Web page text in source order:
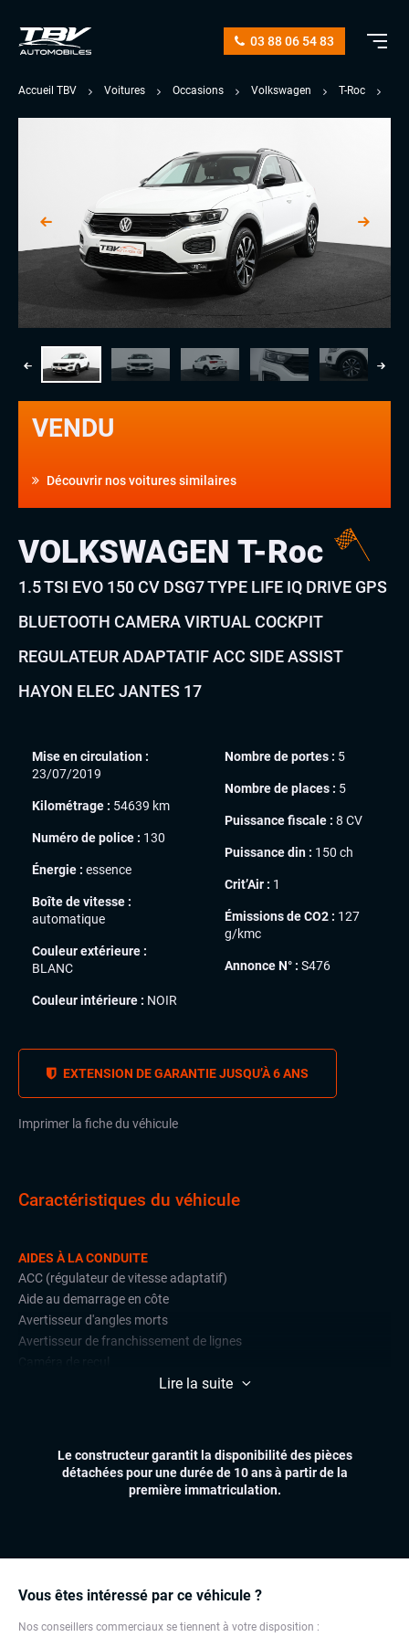
03 88 06 54 83
Accueil TBV Voitures Occasions Volkswagen T-Roc
VENDU
Découvrir nos voitures similaires
VOLKSWAGEN T-Roc
1.5 TSI EVO 150 CV DSG7 TYPE LIFE IQ DRIVE GPS
BLUETOOTH CAMERA VIRTUAL COCKPIT
REGULATEUR ADAPTATIF ACC SIDE ASSIST
HAYON ELEC JANTES 17
Mise en circulation :
23/07/2019
Kilométrage : 54639 km
Numéro de police : 130
Énergie : essence
Boîte de vitesse :
automatique
Couleur extérieure :
BLANC
Couleur intérieure : NOIR
Nombre de portes : 5
Nombre de places : 5
Puissance fiscale : 8 CV
Puissance din : 150 ch
Crit’Air : 1
Émissions de CO2 : 127
g/kmc
Annonce N° : S476
EXTENSION DE GARANTIE JUSQU’À 6 ANS
Imprimer la fiche du véhicule
Vous êtes intéressé par ce véhicule ?
Nos conseillers commerciaux se tiennent à votre disposition :
Caractéristiques du véhicule
AIDES À LA CONDUITE
ACC (régulateur de vitesse adaptatif)
Aide au demarrage en côte
Avertisseur d'angles morts
Avertisseur de franchissement de lignes
Détections de signalisation routière
Radars de stationnement avant et arrière
Régulateur et limiteur de vitesse
Feux automatiques
Sièges chauffants
Lire la suite
Le constructeur garantit la disponibilité des pièces
détachées pour une durée de 10 ans à partir de la
première immatriculation.